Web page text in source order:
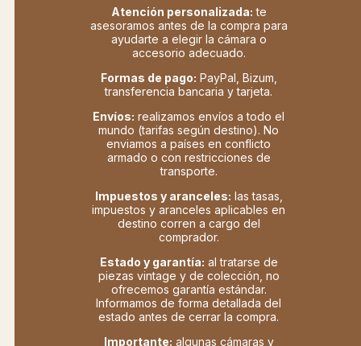
Atención personalizada: te
asesoramos antes de la compra para
ayudarte a elegir la cámara o
accesorio adecuado.
Formas de pago: PayPal, Bizum,
transferencia bancaria y tarjeta.
Envíos: realizamos envíos a todo el
mundo (tarifas según destino). No
enviamos a países en conflicto
armado o con restricciones de
transporte.
Impuestos y aranceles: las tasas,
impuestos y aranceles aplicables en
destino corren a cargo del
comprador.
Estado y garantía: al tratarse de
piezas vintage y de colección, no
ofrecemos garantía estándar.
Informamos de forma detallada del
estado antes de cerrar la compra.
Importante: algunas cámaras y